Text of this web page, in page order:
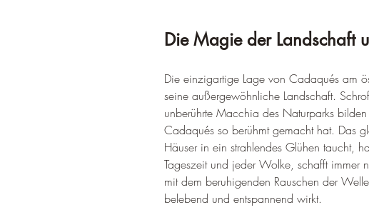
Die Magie der Landschaft
Die einzigartige Lage von Cadaqués am
seine außergewöhnliche Landschaft.
unberührte Macchia des Naturparks
Cadaqués so berühmt gemacht hat. Das
Häuser in ein strahlendes Glühen taucht,
Tageszeit und jeder Wolke, schafft immer
mit dem beruhigenden Rauschen der
belebend und entspannend wirkt.